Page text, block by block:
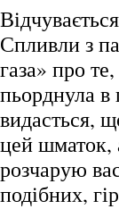
Спливли з
газа» про
пьорднула в
видасться,
цей шматок,
розчарую
подібних,